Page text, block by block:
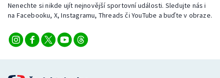
Vodní slalom
Volejbal
Ostatní
Nenechte si nikde ujít nejnovější sportovní události. Sledujte nás i
na Facebooku, X, Instagramu, Threads či YouTube a buďte v obraze.